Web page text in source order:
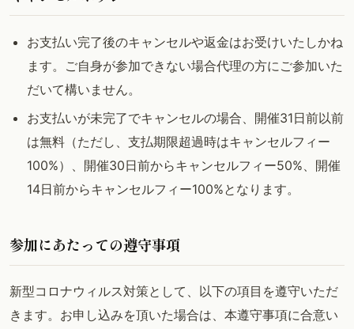
お支払い完了後のキャンセルや返金はお受けいたしかね
ます。ご自身が参加できない場合代理の方にご参加いた
だいて構いません。
お支払いが未完了でキャンセルの場合、開催31日前以前
は無料（ただし、支払期限超過時はキャンセルフィー
100%）、開催30日前からキャンセルフィー50%、開催
14日前からキャンセルフィー100%となります。
参加にあたっての遵守事項
新型コロナウィルス対策として、以下の項目を遵守いただ
きます。お申し込みを頂いた場合は、本遵守事項に合意い